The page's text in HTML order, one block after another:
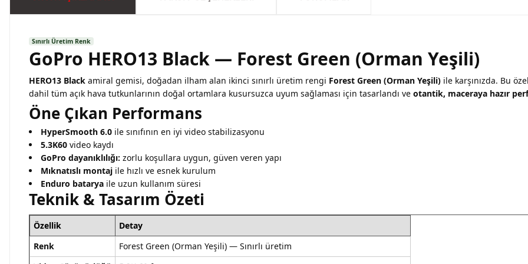
Sınırlı Üretim Renk
GoPro HERO13 Black — Forest Green (Orman Yeşili)
HERO13 Black amiral gemisi, doğadan ilham alan ikinci sınırlı üretim rengi Forest Green (Orman Yeşili) ile karşınızda. Bu
dahil tüm açık hava tutkunlarının doğal ortamlara kusursuzca uyum sağlaması için tasarlandı ve otantik, maceraya hazır
Öne Çıkan Performans
HyperSmooth 6.0 ile sınıfının en iyi video stabilizasyonu
5.3K60 video kaydı
GoPro dayanıklılığı: zorlu koşullara uygun, güven veren yapı
Mıknatıslı montaj ile hızlı ve esnek kurulum
Enduro batarya ile uzun kullanım süresi
Teknik & Tasarım Özeti
Özellik
Detay
Renk
Forest Green (Orman Yeşili) — Sınırlı üretim